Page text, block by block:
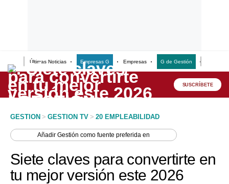
Últimas Noticias Empresas G Empresas G de Gestión
Lo último
Peru Quiosco
Economía
SUSCRÍBETE
GESTION > GESTION TV > 20 EMPLEABILIDAD
AñadirGestión como fuente preferida en
Siete claves para convertirte en
tu mejor versión este 2026